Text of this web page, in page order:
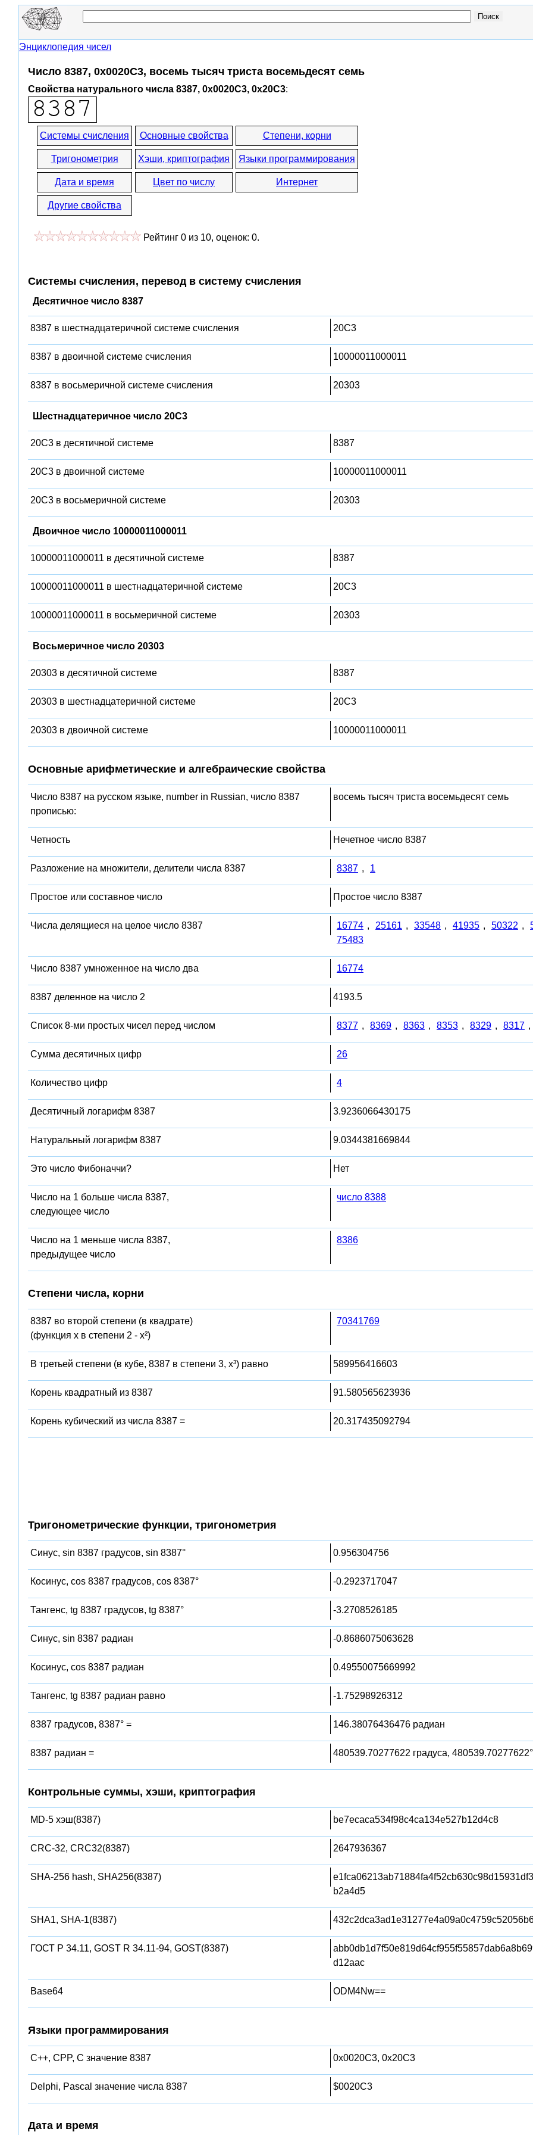
Энциклопедия чисел
Число 8387, 0x0020C3, восемь тысяч триста восемьдесят семь
Свойства натурального числа 8387, 0x0020C3, 0x20C3:
Системы счисления Основные свойства Степени, корни
Тригонометрия Хэши, криптография Языки программирования
Дата и время Цвет по числу Интернет
Другие свойства
Рейтинг 0 из 10, оценок: 0.
Системы счисления, перевод в систему счисления
Десятичное число 8387
8387 в шестнадцатеричной системе счисления 20C3
8387 в двоичной системе счисления 10000011000011
8387 в восьмеричной системе счисления 20303
Шестнадцатеричное число 20C3
20C3 в десятичной системе 8387
20C3 в двоичной системе 10000011000011
20C3 в восьмеричной системе 20303
Двоичное число 10000011000011
10000011000011 в десятичной системе 8387
10000011000011 в шестнадцатеричной системе 20C3
10000011000011 в восьмеричной системе 20303
Восьмеричное число 20303
20303 в десятичной системе 8387
20303 в шестнадцатеричной системе 20C3
20303 в двоичной системе 10000011000011
Основные арифметические и алгебраические свойства
Число 8387 на русском языке, number in Russian, число 8387
прописью:
восемь тысяч триста восемьдесят семь
Четность Нечетное число 8387
Разложение на множители, делители числа 8387 8387 , 1
Простое или составное число Простое число 8387
Числа делящиеся на целое число 8387 16774 , 25161 , 33548 , 41935 , 50322 ,
75483
Число 8387 умноженное на число два 16774
8387 деленное на число 2 4193.5
Список 8-ми простых чисел перед числом 8377 , 8369 , 8363 , 8353 , 8329 , 8317 ,
Сумма десятичных цифр 26
Количество цифр 4
Десятичный логарифм 8387 3.9236066430175
Натуральный логарифм 8387 9.0344381669844
Это число Фибоначчи? Нет
Число на 1 больше числа 8387,
следующее число
число 8388
Число на 1 меньше числа 8387,
предыдущее число
8386
Степени числа, корни
8387 во второй степени (в квадрате)
(функция x в степени 2 - x²)
70341769
В третьей степени (в кубе, 8387 в степени 3, x³) равно 589956416603
Корень квадратный из 8387 91.580565623936
Корень кубический из числа 8387 = 20.317435092794
Тригонометрические функции, тригонометрия
Синус, sin 8387 градусов, sin 8387° 0.956304756
Косинус, cos 8387 градусов, cos 8387° -0.2923717047
Тангенс, tg 8387 градусов, tg 8387° -3.2708526185
Синус, sin 8387 радиан -0.8686075063628
Косинус, cos 8387 радиан 0.49550075669992
Тангенс, tg 8387 радиан равно -1.75298926312
8387 градусов, 8387° = 146.38076436476 радиан
8387 радиан = 480539.70277622 градуса, 480539.70277622°
Контрольные суммы, хэши, криптография
MD-5 хэш(8387) be7ecaca534f98c4ca134e527b12d4c8
CRC-32, CRC32(8387) 2647936367
SHA-256 hash, SHA256(8387)
b2a4d5
SHA1, SHA-1(8387)
ГОСТ Р 34.11, GOST R 34.11-94, GOST(8387)
d12aac
Base64 ODM4Nw==
Языки программирования
C++, CPP, C значение 8387 0x0020C3, 0x20C3
Delphi, Pascal значение числа 8387 $0020C3
Дата и время